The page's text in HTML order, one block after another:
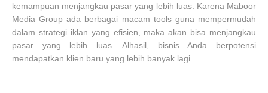
kemampuan menjangkau pasar yang lebih luas. Karena Maboor
Media Group ada berbagai macam tools guna mempermudah
dalam strategi iklan yang efisien, maka akan bisa menjangkau
pasar yang lebih luas. Alhasil, bisnis Anda berpotensi
mendapatkan klien baru yang lebih banyak lagi.